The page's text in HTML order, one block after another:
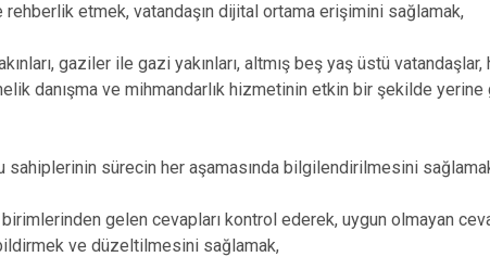
rehberlik etmek, vatandaşın dijital ortama erişimini sağlamak,
gaziler ile gazi yakınları, altmış beş yaş üstü vatandaşlar,
danışma ve mihmandarlık hizmetinin etkin bir şekilde
sürecin her aşamasında bilgilendirilmesini
gelen cevapları kontrol ederek, uygun olmayan
ve düzeltilmesini sağlamak,